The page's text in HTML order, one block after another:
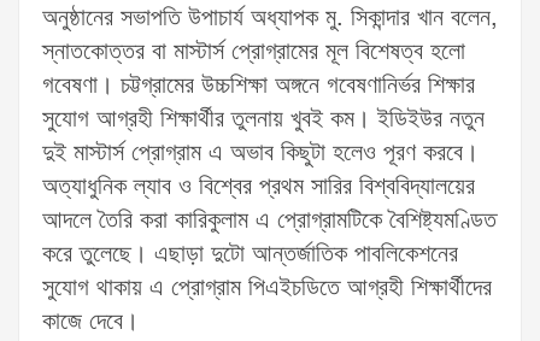
অনুষ্ঠানের সভাপতি উপাচার্য অধ্যাপক মু. সিকান্দার খান বলেন,
স্নাতকোত্তর বা মাস্টার্স প্রোগ্রামের মূল বিশেষত্ব হলো
গবেষণা। চট্টগ্রামের উচ্চশিক্ষা অঙ্গনে গবেষণানির্ভর শিক্ষার
সুযোগ আগ্রহী শিক্ষার্থীর তুলনায় খুবই কম। ইডিইউর নতুন
দুই মাস্টার্স প্রোগ্রাম এ অভাব কিছুটা হলেও পূরণ করবে।
অত্যাধুনিক ল্যাব ও বিশ্বের প্রথম সারির বিশ্ববিদ্যালয়ের
আদলে তৈরি করা কারিকুলাম এ প্রোগ্রামটিকে বৈশিষ্ট্যমণ্ডিত
করে তুলেছে। এছাড়া দুটো আন্তর্জাতিক পাবলিকেশনের
সুযোগ থাকায় এ প্রোগ্রাম পিএইচডিতে আগ্রহী শিক্ষার্থীদের
কাজে দেবে।